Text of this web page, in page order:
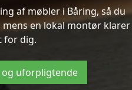
af møbler i Båring, så du
en lokal montør klarer
for dig.
og uforpligtende